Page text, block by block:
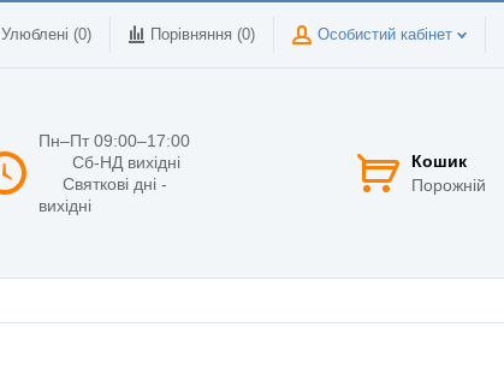
Улюблені (0) Порівняння (0) Особистий кабінет
Пн–Пт 09:00–17:00
Сб-НД вихідні
Святкові дні -
вихідні
Кошик
Порожній